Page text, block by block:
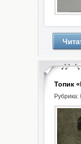
Топик
Рубрика: